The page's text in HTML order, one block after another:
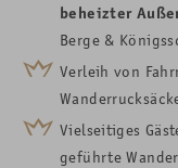
beheizter
Berge &
Verleih von
Vielseitiges
geführte